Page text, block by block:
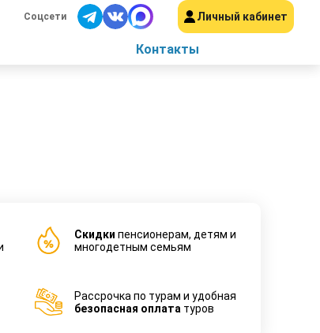
Соцсети Личный кабинет
Контакты
Cкидки пенсионерам, детям и
многодетным семьям
Рассрочка по турам и удобная
безопасная оплата туров